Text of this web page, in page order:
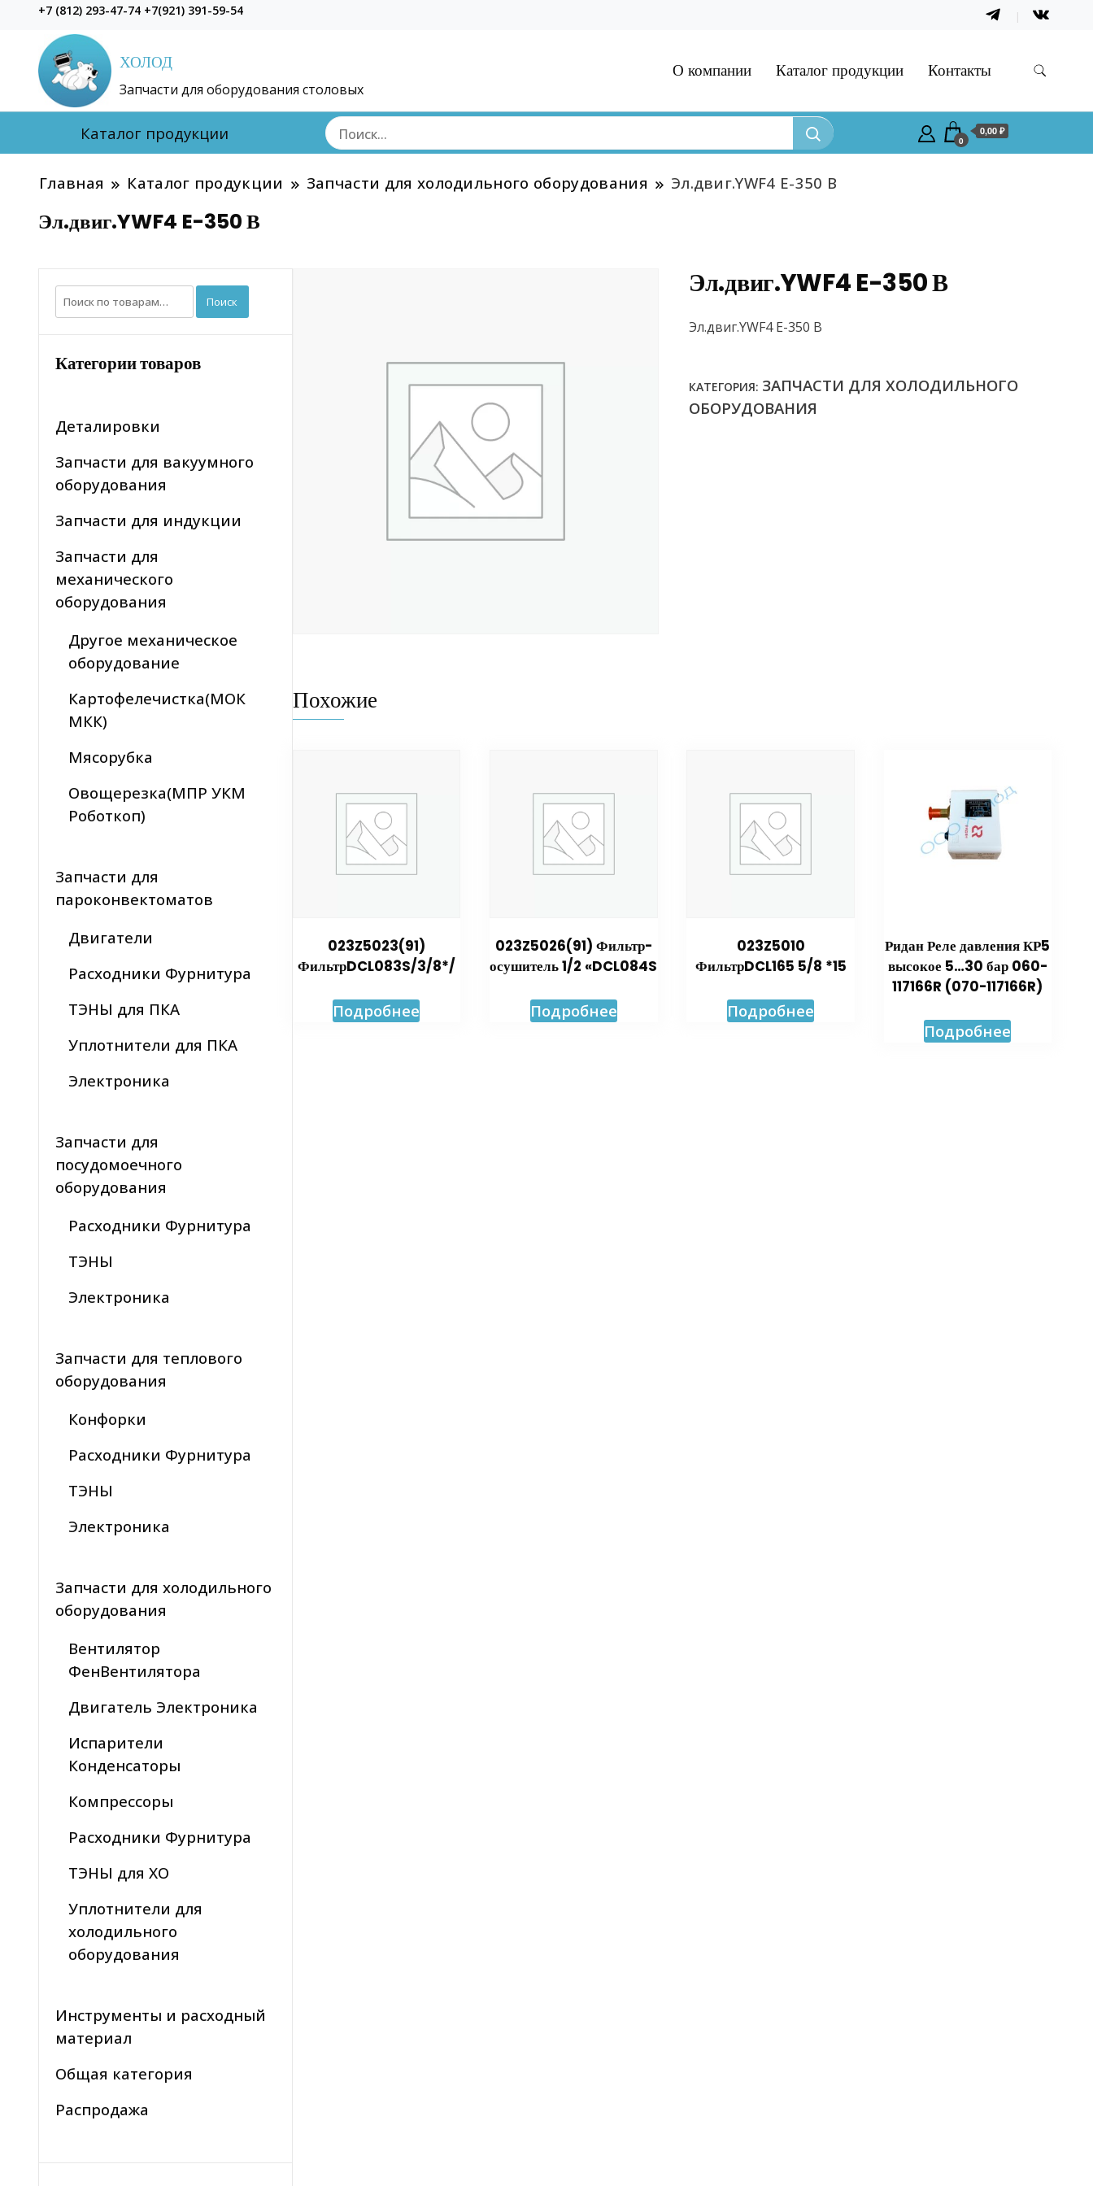
+7 (812) 293-47-74 +7(921) 391-59-54
ХОЛОД
Запчасти для оборудования столовых
О компании Каталог продукции Контакты
Каталог продукции 0
0,00 ₽
Главная Каталог продукции Запчасти для холодильного оборудования Эл.двиг.YWF4 E-350 В
Эл.двиг.YWF4 E-350 В
Эл.двиг.YWF4 E-350 В
Эл.двиг.YWF4 E-350 В
КАТЕГОРИЯ: ЗАПЧАСТИ ДЛЯ ХОЛОДИЛЬНОГО
ОБОРУДОВАНИЯ
Похожие
023Z5023(91)
ФильтрDCL083S/3/8*/
Подробнее
023Z5026(91) Фильтр-
осушитель 1/2 «DCL084S
Подробнее
023Z5010
ФильтрDCL165 5/8 *15
Подробнее
Ридан Реле давления КР5
высокое 5…30 бар 060-
117166R (070-117166R)
Подробнее
Искать: Поиск
Категории товаров
Деталировки
Запчасти для вакуумного
оборудования
Запчасти для индукции
Запчасти для
механического
оборудования
Другое механическое
оборудование
Картофелечистка(МОК
МКК)
Мясорубка
Овощерезка(МПР УКМ
Роботкоп)
Запчасти для
пароконвектоматов
Двигатели
Расходники Фурнитура
ТЭНЫ для ПКА
Уплотнители для ПКА
Электроника
Запчасти для
посудомоечного
оборудования
Расходники Фурнитура
ТЭНЫ
Электроника
Запчасти для теплового
оборудования
Конфорки
Расходники Фурнитура
ТЭНЫ
Электроника
Запчасти для холодильного
оборудования
Вентилятор
ФенВентилятора
Двигатель Электроника
Испарители
Конденсаторы
Компрессоры
Расходники Фурнитура
ТЭНЫ для ХО
Уплотнители для
холодильного
оборудования
Инструменты и расходный
материал
Общая категория
Распродажа